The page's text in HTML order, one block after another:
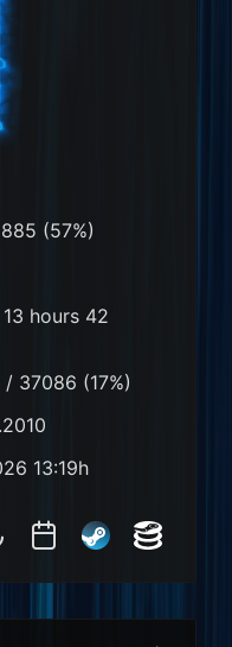
(57%)
hours 42
37086 (17%)
13:19h